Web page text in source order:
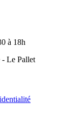
à 18h
- Le Pallet